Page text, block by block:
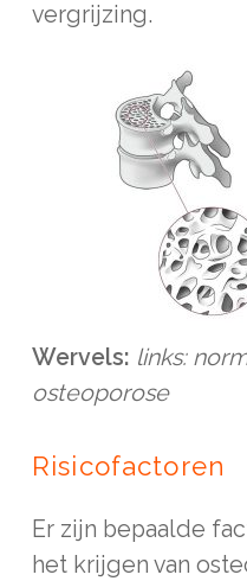
vergrijzing.
Wervels: links:
osteoporose
Risicofactoren
Er zijn bepaalde
het krijgen van